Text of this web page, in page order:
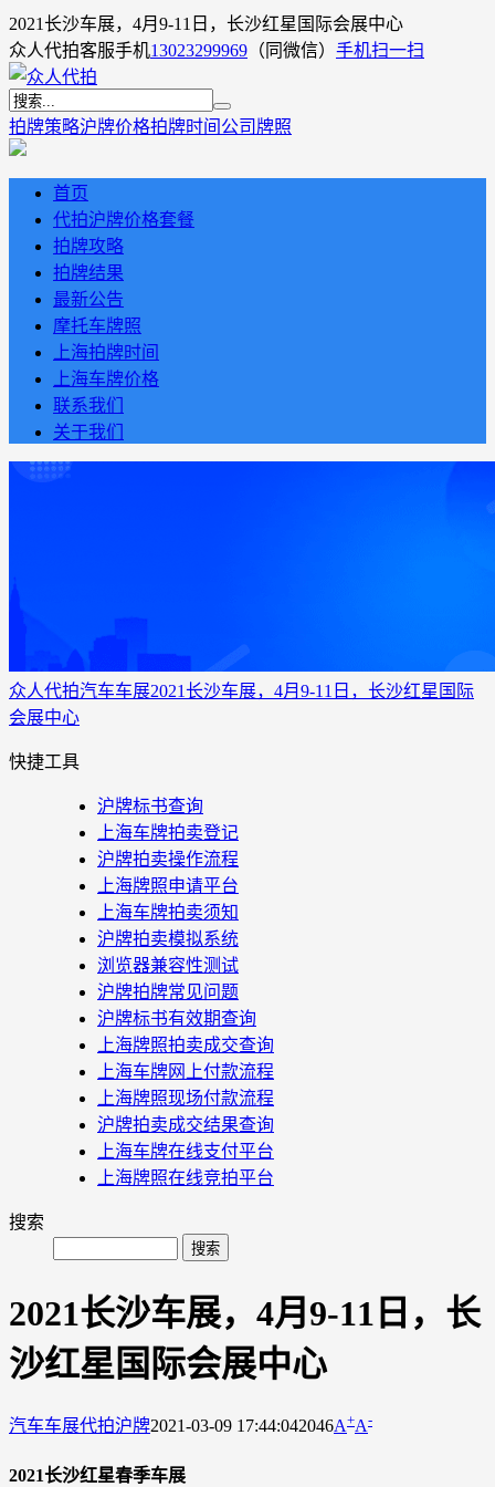
2021长沙车展，4月9-11日，长沙红星国际会展中心
众人代拍客服手机13023299969 （同微信） 手机扫一扫
拍牌策略沪牌价格拍牌时间 公司牌照
首页
代拍沪牌价格套餐
拍牌攻略
拍牌结果
最新公告
摩托车牌照
上海拍牌时间
上海车牌价格
联系我们
关于我们
众人代拍汽车车展2021长沙车展，4月9-11日，长沙红星国际
会展中心
快捷工具
沪牌标书查询
上海车牌拍卖登记
沪牌拍卖操作流程
上海牌照申请平台
上海车牌拍卖须知
沪牌拍卖模拟系统
浏览器兼容性测试
沪牌拍牌常见问题
沪牌标书有效期查询
上海牌照拍卖成交查询
上海车牌网上付款流程
上海牌照现场付款流程
沪牌拍卖成交结果查询
上海车牌在线支付平台
上海牌照在线竞拍平台
搜索
2021长沙车展，4月9-11日，长
沙红星国际会展中心
汽车车展代拍沪牌2021-03-09 17:44:042046A+A-
2021长沙红星春季车展